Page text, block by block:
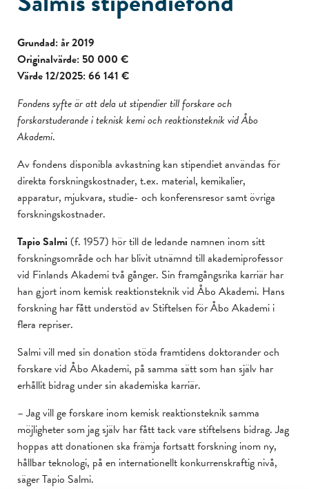
Grundad: år 2019
Originalvärde: 50 000 €
Värde 12/2025: 66 141 €
Fondens syfte är att dela ut stipendier till forskare och
forskarstuderande i teknisk kemi och reaktionsteknik vid Åbo
Akademi.
Av fondens disponibla avkastning kan stipendiet användas för
direkta forskningskostnader, t.ex. material, kemikalier,
apparatur, mjukvara, studie- och konferensresor samt övriga
forskningskostnader.
Tapio Salmi (f. 1957) hör till de ledande namnen inom sitt
forskningsområde och har blivit utnämnd till akademiprofessor
vid Finlands Akademi två gånger. Sin framgångsrika karriär har
han gjort inom kemisk reaktionsteknik vid Åbo Akademi. Hans
forskning har fått understöd av Stiftelsen för Åbo Akademi i
flera repriser.
Salmi vill med sin donation stöda framtidens doktorander och
forskare vid Åbo Akademi, på samma sätt som han själv har
erhållit bidrag under sin akademiska karriär.
– Jag vill ge forskare inom kemisk reaktionsteknik samma
möjligheter som jag själv har fått tack vare stiftelsens bidrag. Jag
hoppas att donationen ska främja fortsatt forskning inom ny,
hållbar teknologi, på en internationellt konkurrenskraftig nivå,
säger Tapio Salmi.